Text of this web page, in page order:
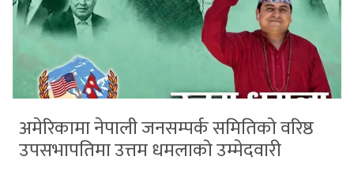
अमेरिकामा नेपाली जनसम्पर्क समितिको वरिष्ठ
उपसभापतिमा उत्तम धमलाको उम्मेदवारी